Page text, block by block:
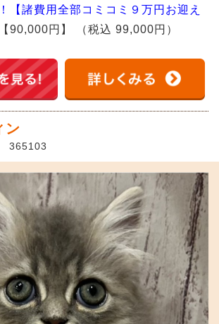
【諸費用全部コミコミ９万円お迎え
【90,000円】 （税込 99,000円）
ン
365103